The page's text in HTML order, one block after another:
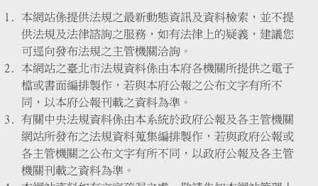
本網站係提供法規之最新動態資訊及資料檢索，並不提
供法規及法律諮詢之服務，如有法律上的疑義，建議您
可逕向發布法規之主管機關洽詢。
本網站之臺北市法規資料係由本府各機關所提供之電子
檔或書面編排製作，若與本府公報之公布文字有所不
同，以本府公報刊載之資料為準。
有關中央法規資料係由本系統於政府公報及各主管機關
網站所發布之法規資料蒐集編排製作，若與政府公報或
各主管機關之公布文字有所不同，以政府公報及各主管
機關刊載之資料為準。